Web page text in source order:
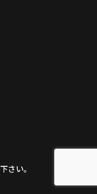
さい。